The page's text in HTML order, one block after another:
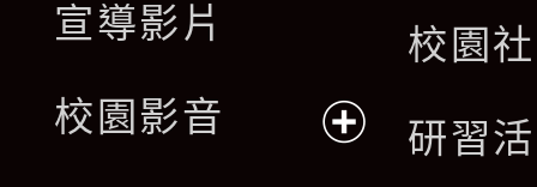
宣導影片
校園影音
校園
研習